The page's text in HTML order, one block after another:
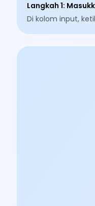
Langkah 1:
Di kolom input,